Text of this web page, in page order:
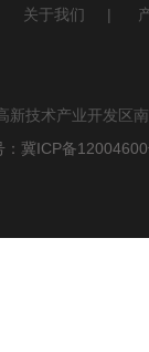
关于我们 |
技术产业开发区
：冀ICP备